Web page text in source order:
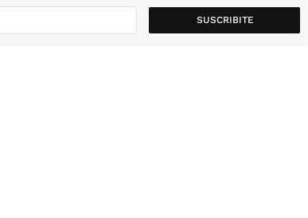
SUSCRIBITE